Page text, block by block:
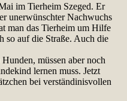
im Tierheim Szeged. Er
unerwünschter Nachwuchs
man das Tierheim um Hilfe
so auf die Straße. Auch die
müssen aber noch
lernen muss. Jetzt
bei verständinisvollen